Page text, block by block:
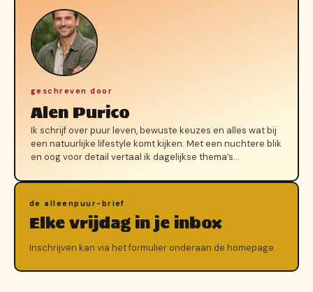
geschreven door
Alen Purico
Ik schrijf over puur leven, bewuste keuzes en alles wat bij
een natuurlijke lifestyle komt kijken. Met een nuchtere blik
en oog voor detail vertaal ik dagelijkse thema’s…
de alleenpuur-brief
Elke vrijdag in je inbox
Inschrijven kan via het formulier onderaan de homepage.